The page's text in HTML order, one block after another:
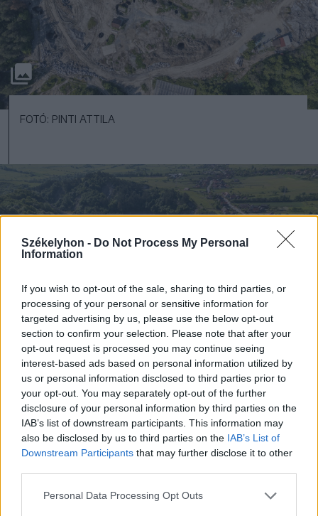
Székelyhon - Do Not Process My Personal
Information
If you wish to opt-out of the sale, sharing to third parties, or
processing of your personal or sensitive information for
targeted advertising by us, please use the below opt-out
section to confirm your selection. Please note that after your
opt-out request is processed you may continue seeing
interest-based ads based on personal information utilized by
us or personal information disclosed to third parties prior to
your opt-out. You may separately opt-out of the further
disclosure of your personal information by third parties on the
IAB’s list of downstream participants. This information may
also be disclosed by us to third parties on the IAB’s List of
Downstream Participants that may further disclose it to other
Personal Data Processing Opt Outs
FOTÓ: PINTI ATTILA
FOTÓ: PINTI ATTILA